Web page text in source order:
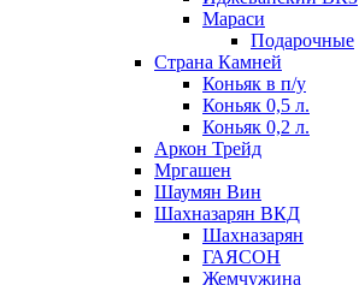
Мараси
Подарочные
Страна Камней
Коньяк в п/у
Коньяк 0,5 л.
Коньяк 0,2 л.
Аркон Трейд
Мргашен
Шаумян Вин
Шахназарян ВКД
Шахназарян
ГАЯСОН
Жемчужина